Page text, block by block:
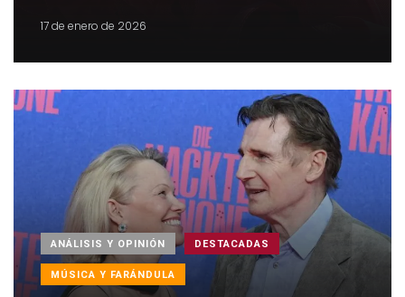
17 de enero de 2026
ANÁLISIS Y OPINIÓN DESTACADAS
MÚSICA Y FARÁNDULA